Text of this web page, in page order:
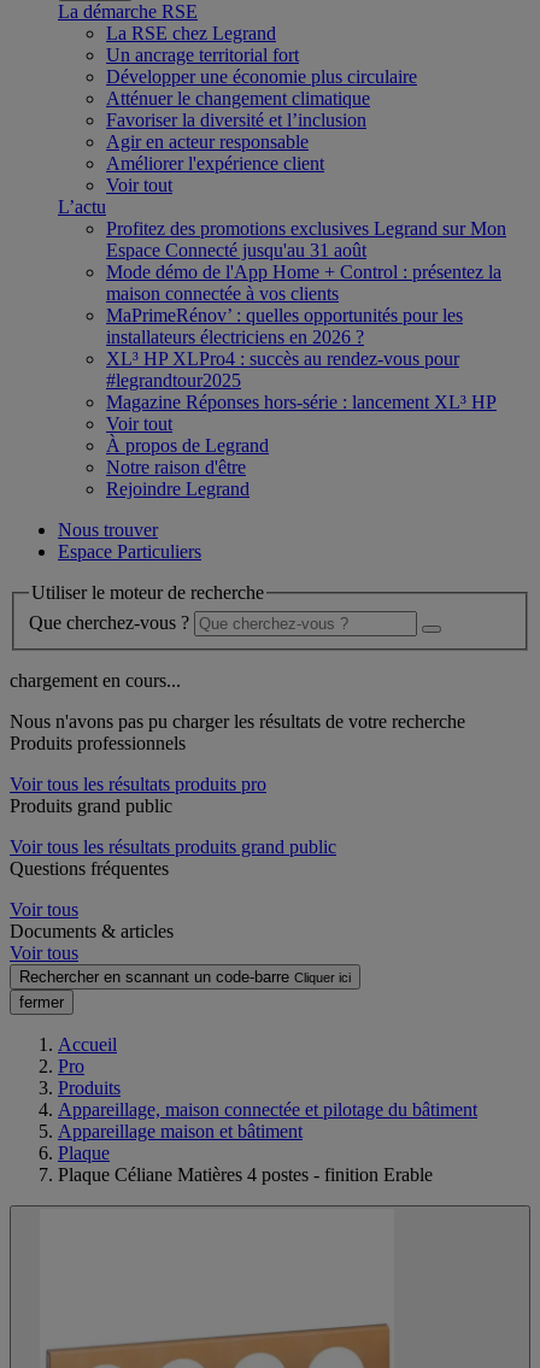
La démarche RSE
La RSE chez Legrand
Un ancrage territorial fort
Développer une économie plus circulaire
Atténuer le changement climatique
Favoriser la diversité et l’inclusion
Agir en acteur responsable
Améliorer l'expérience client
Voir tout
L’actu
Profitez des promotions exclusives Legrand sur Mon
Espace Connecté jusqu'au 31 août
Mode démo de l'App Home + Control : présentez la
maison connectée à vos clients
MaPrimeRénov’ : quelles opportunités pour les
installateurs électriciens en 2026 ?
XL³ HP XLPro4 : succès au rendez-vous pour
#legrandtour2025
Magazine Réponses hors-série : lancement XL³ HP
Voir tout
À propos de Legrand
Notre raison d'être
Rejoindre Legrand
Nous trouver
Espace Particuliers
Utiliser le moteur de recherche
Que cherchez-vous ?
chargement en cours...
Nous n'avons pas pu charger les résultats de votre recherche
Produits professionnels
Voir tous les résultats produits pro
Produits grand public
Voir tous les résultats produits grand public
Questions fréquentes
Voir tous
Documents & articles
Voir tous
Rechercher en scannant un code-barre Cliquer ici
fermer
Accueil
Pro
Produits
Appareillage, maison connectée et pilotage du bâtiment
Appareillage maison et bâtiment
Plaque
Plaque Céliane Matières 4 postes - finition Erable